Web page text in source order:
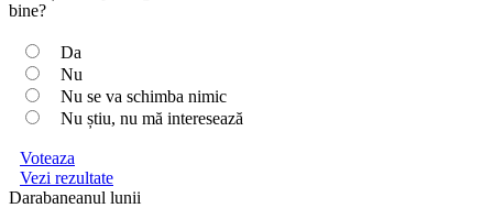
bine?
Da
Nu
Nu se va schimba nimic
Nu știu, nu mă interesează
Voteaza
Vezi rezultate
Darabaneanul lunii